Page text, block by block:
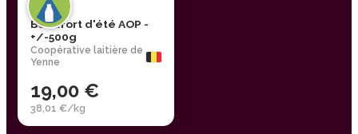
Beaufort d'été AOP -
+/-500g
Coopérative laitière de
Yenne
19,00 €
38,01 €/kg